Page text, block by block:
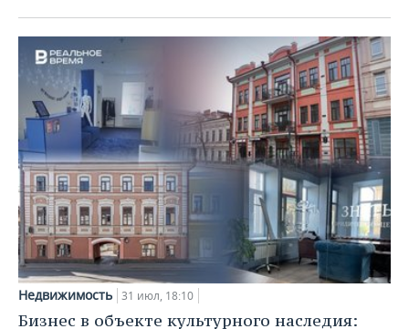
Недвижимость 31 июл, 18:10
Бизнес в объекте культурного наследия: